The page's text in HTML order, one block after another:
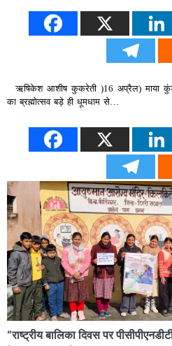
ऋषिकेश आशीष कुकरेती )16 अप्रैल) माया
का ब्रह्मोत्सव बड़े ही धूमधाम से…
“राष्ट्रीय बालिका दिवस पर